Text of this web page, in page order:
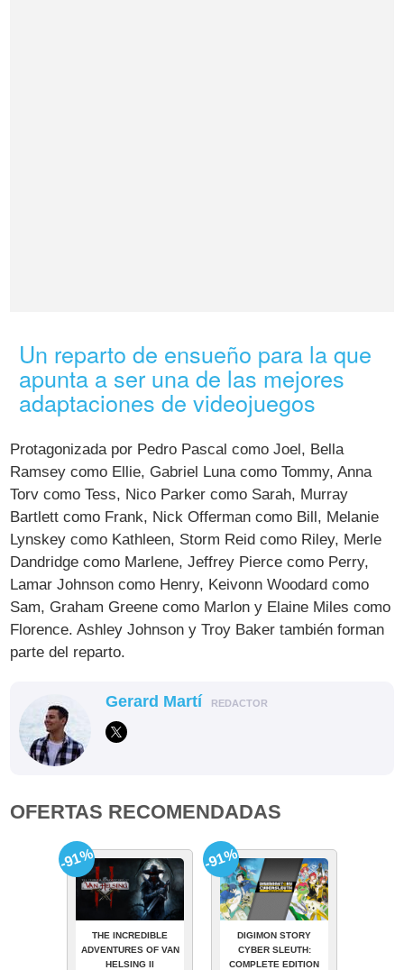
Un reparto de ensueño para la que
apunta a ser una de las mejores
adaptaciones de videojuegos
Protagonizada por Pedro Pascal como Joel, Bella
Ramsey como Ellie, Gabriel Luna como Tommy, Anna
Torv como Tess, Nico Parker como Sarah, Murray
Bartlett como Frank, Nick Offerman como Bill, Melanie
Lynskey como Kathleen, Storm Reid como Riley, Merle
Dandridge como Marlene, Jeffrey Pierce como Perry,
Lamar Johnson como Henry, Keivonn Woodard como
Sam, Graham Greene como Marlon y Elaine Miles como
Florence. Ashley Johnson y Troy Baker también forman
parte del reparto.
Gerard Martí REDACTOR
OFERTAS RECOMENDADAS
THE INCREDIBLE
ADVENTURES OF VAN
HELSING II
-91%
DIGIMON STORY
CYBER SLEUTH:
COMPLETE EDITION
-91%